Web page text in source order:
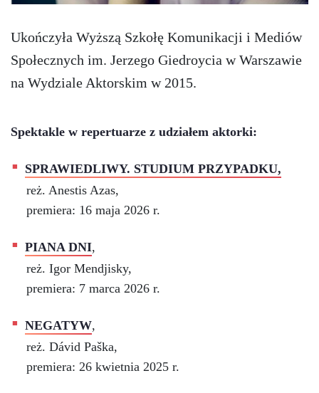
Ukończyła Wyższą Szkołę Komunikacji i Mediów
Społecznych im. Jerzego Giedroycia w Warszawie
na Wydziale Aktorskim w 2015.
Spektakle w repertuarze z udziałem aktorki:
SPRAWIEDLIWY. STUDIUM PRZYPADKU,
reż. Anestis Azas,
premiera: 16 maja 2026 r.
PIANA DNI,
reż. Igor Mendjisky,
premiera: 7 marca 2026 r.
NEGATYW,
reż. Dávid Paška,
premiera: 26 kwietnia 2025 r.